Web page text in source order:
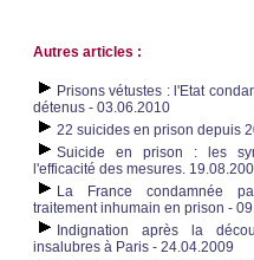
Autres articles :
Prisons vétustes : l'Etat
détenus - 03.06.2010
22 suicides en prison depuis
Suicide en prison : les
l'efficacité des mesures.
La France condamnée
traitement inhumain en prison -
Indignation après la
insalubres à Paris - 24.04.2009